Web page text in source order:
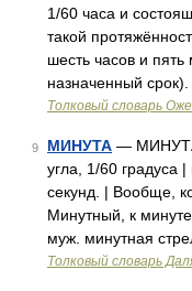
1/60 часа и
такой
шесть часов и
назначенный
Толковый словарь
9 МИНУТА — МИНУТА,
угла, 1/60 градуса
секунд. | Вообще,
Минутный, к
муж. минутная
Толковый словарь